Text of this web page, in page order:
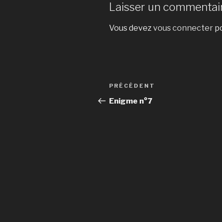
Laisser un
Vous devezvous connecter
Navigation
de
Article
précédent
PRÉCÉDENT
Enigme n°7